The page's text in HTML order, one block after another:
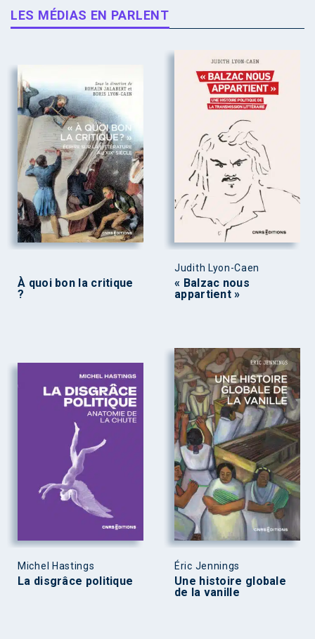
LES MÉDIAS EN PARLENT
À quoi bon la critique
?
Judith Lyon-Caen
« Balzac nous
appartient »
Michel Hastings
La disgrâce politique
Éric Jennings
Une histoire globale
de la vanille